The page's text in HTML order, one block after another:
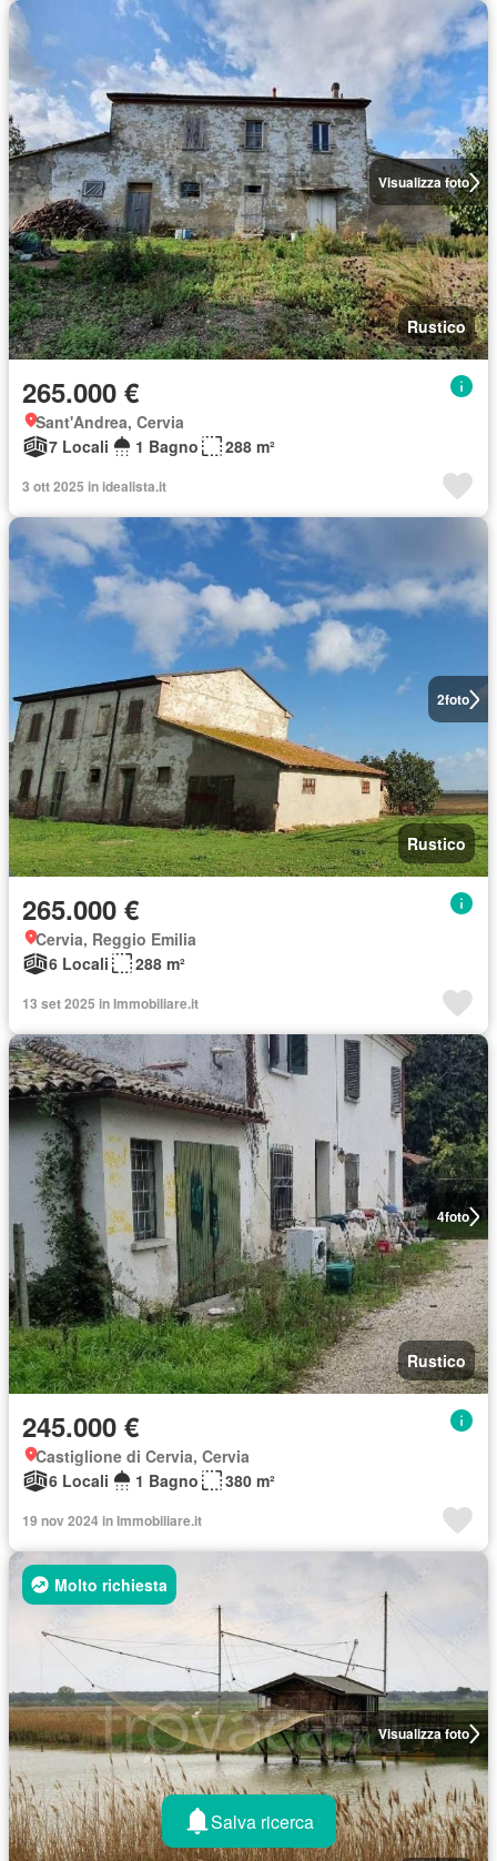
Visualizza foto
Rustico
265.000 €
Sant'Andrea, Cervia
7 Locali
1 Bagno 288 m²
3 ott 2025 in idealista.it
2foto
Rustico
265.000 €
Cervia, Reggio Emilia
6 Locali
288 m²
13 set 2025 in Immobiliare.it
4foto
Rustico
245.000 €
Castiglione di Cervia, Cervia
6 Locali
1 Bagno 380 m²
19 nov 2024 in Immobiliare.it
Visualizza foto
Molto richiesta
Salva ricerca